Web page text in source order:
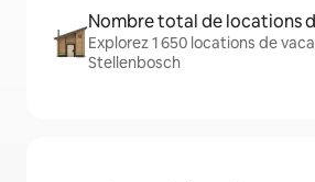
Nombre total de locations
Explorez 1 650 locations de
Stellenbosch